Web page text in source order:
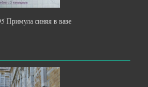
синяя в вазе